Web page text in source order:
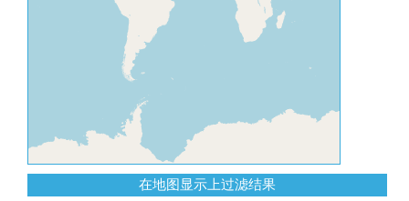
在地图显示上过滤结果